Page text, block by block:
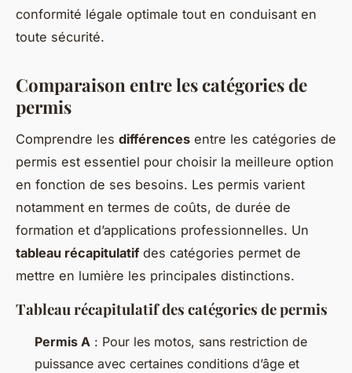
conformité légale optimale tout en conduisant en
toute sécurité.
Comparaison entre les catégories de
permis
Comprendre les différences entre les catégories de
permis est essentiel pour choisir la meilleure option
en fonction de ses besoins. Les permis varient
notamment en termes de coûts, de durée de
formation et d’applications professionnelles. Un
tableau récapitulatifdes catégories permet de
mettre en lumière les principales distinctions.
Tableau récapitulatif des catégories de permis
Permis A : Pour les motos, sans restriction de
puissance avec certaines conditions d’âge et